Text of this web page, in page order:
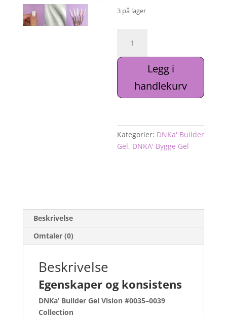
3 på lager
Builder
Gel
Vision
antall
Legg i
handlekurv
Kategorier: DNKa' Builder
Gel, DNKA' Bygge Gel
Beskrivelse
Omtaler (0)
Beskrivelse
Egenskaper og konsistens
DNKa’ Builder Gel Vision #0035–0039
Collection